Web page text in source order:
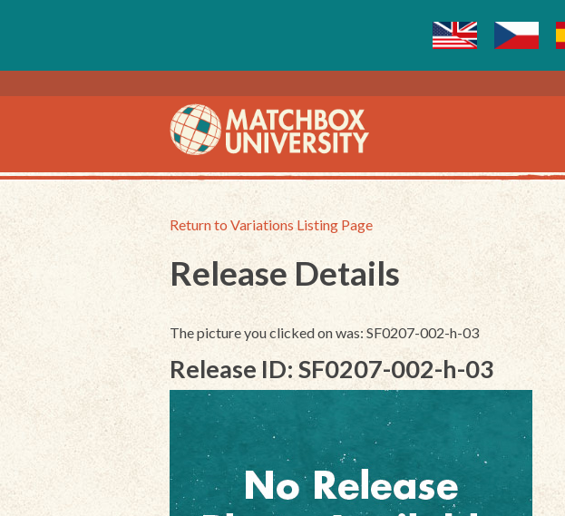
Return to Variations Listing Page
Release Details
The picture you clicked on was: SF0207-002-h-03
Release ID: SF0207-002-h-03